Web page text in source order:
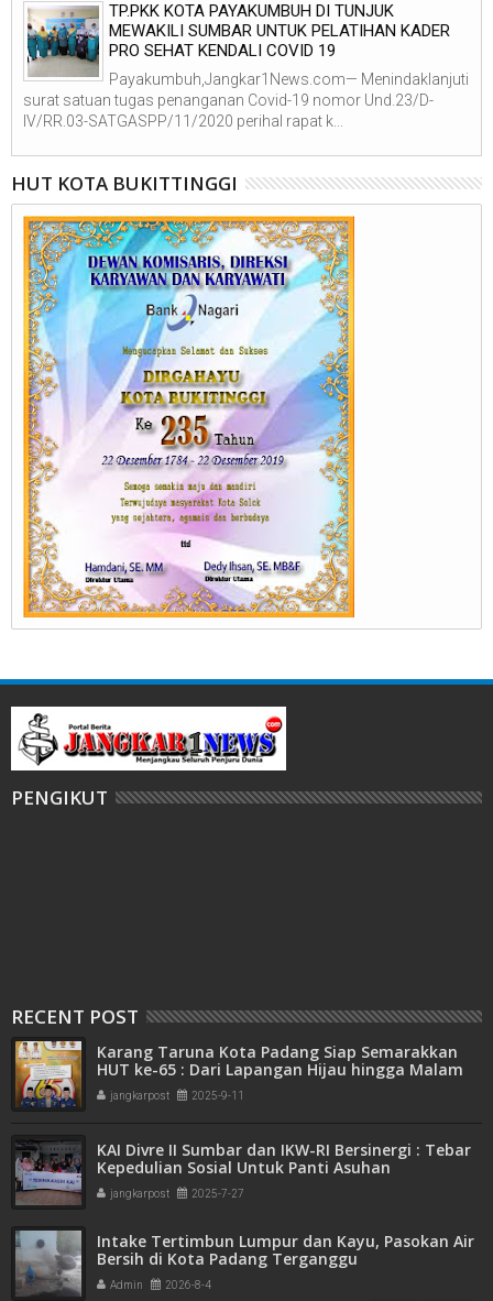
TP.PKK KOTA PAYAKUMBUH DI TUNJUK
MEWAKILI SUMBAR UNTUK PELATIHAN KADER
PRO SEHAT KENDALI COVID 19
Payakumbuh,Jangkar1News.com— Menindaklanjuti
surat satuan tugas penanganan Covid-19 nomor Und.23/D-
IV/RR.03-SATGASPP/11/2020 perihal rapat k...
HUT KOTA BUKITTINGGI
PENGIKUT
RECENT POST
Karang Taruna Kota Padang Siap Semarakkan
HUT ke-65 : Dari Lapangan Hijau hingga Malam
Kebersamaan
jangkarpost 2025-9-11
KAI Divre II Sumbar dan IKW-RI Bersinergi : Tebar
Kepedulian Sosial Untuk Panti Asuhan
jangkarpost 2025-7-27
Intake Tertimbun Lumpur dan Kayu, Pasokan Air
Bersih di Kota Padang Terganggu
Admin 2026-8-4